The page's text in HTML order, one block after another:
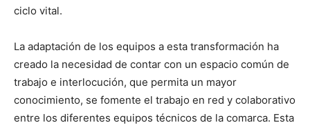
ciclo vital.
La adaptación de los equipos a esta transformación ha
creado la necesidad de contar con un espacio común de
trabajo e interlocución, que permita un mayor
conocimiento, se fomente el trabajo en red y colaborativo
entre los diferentes equipos técnicos de la comarca. Esta